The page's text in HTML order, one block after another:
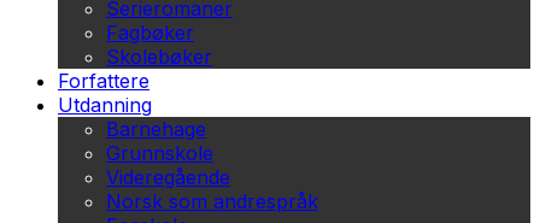
Serieromaner
Fagbøker
Skolebøker
Forfattere
Utdanning
Barnehage
Grunnskole
Videregående
Norsk som andrespråk